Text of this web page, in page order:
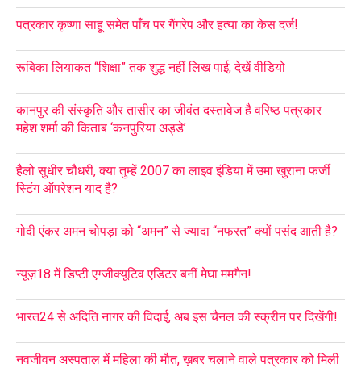
पत्रकार कृष्णा साहू समेत पाँच पर गैंगरेप और हत्या का केस दर्ज!
रूबिका लियाकत “शिक्षा” तक शुद्ध नहीं लिख पाई, देखें वीडियो
कानपुर की संस्कृति और तासीर का जीवंत दस्तावेज है वरिष्ठ पत्रकार
महेश शर्मा की किताब ‘कनपुरिया अड्डे’
हैलो सुधीर चौधरी, क्या तुम्हें 2007 का लाइव इंडिया में उमा खुराना फर्जी
स्टिंग ऑपरेशन याद है?
गोदी एंकर अमन चोपड़ा को “अमन” से ज्यादा “नफरत” क्यों पसंद आती है?
न्यूज़18 में डिप्टी एग्जीक्यूटिव एडिटर बनीं मेघा ममगैन!
भारत24 से अदिति नागर की विदाई, अब इस चैनल की स्क्रीन पर दिखेंगी!
नवजीवन अस्पताल में महिला की मौत, ख़बर चलाने वाले पत्रकार को मिली